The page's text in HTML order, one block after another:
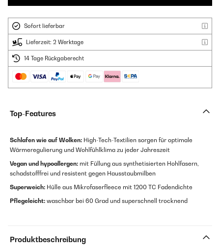
Sofort lieferbar
Lieferzeit: 2 Werktage
14 Tage Rückgaberecht
Top-Features
Schlafen wie auf Wolken: High-Tech-Textilien sorgen für optimale
Wärmeregulierung und Wohlfühlklima zu jeder Jahreszeit
Vegan und hypoallergen: mit Füllung aus synthetisierten Hohlfasern,
schadstofffrei und resistent gegen Hausstaubmilben
Superweich: Hülle aus Mikrofaserfleece mit 1200 TC Fadendichte
Pflegeleicht: waschbar bei 60 Grad und superschnell trocknend
Produktbeschreibung